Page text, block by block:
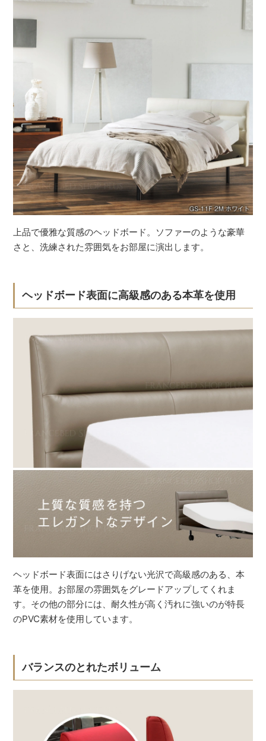
上品で優雅な質感のヘッドボード。ソファーのような豪華
さと、洗練された雰囲気をお部屋に演出します。
ヘッドボード表面に高級感のある本革を使用
ヘッドボード表面にはさりげない光沢で高級感のある、本
革を使用。お部屋の雰囲気をグレードアップしてくれま
す。その他の部分には、耐久性が高く汚れに強いのが特長
のPVC素材を使用しています。
バランスのとれたボリューム